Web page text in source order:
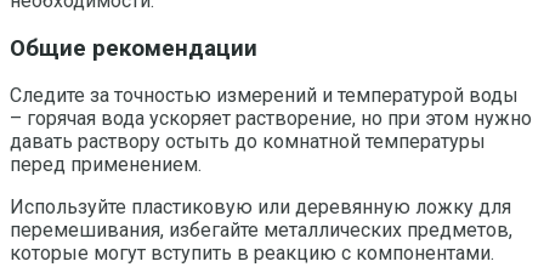
Общие рекомендации
Следите за точностью измерений и температурой воды
– горячая вода ускоряет растворение, но при этом нужно
давать раствору остыть до комнатной температуры
перед применением.
Используйте пластиковую или деревянную ложку для
перемешивания, избегайте металлических предметов,
которые могут вступить в реакцию с компонентами.